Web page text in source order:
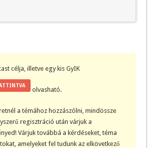
célja, illetve egy kis GyIK
olvasható.
a témához hozzászólni, mindössze
regisztráció után várjuk a
Várjuk továbbá a kérdéseket, téma
amelyeket fel tudunk az elkövetkező